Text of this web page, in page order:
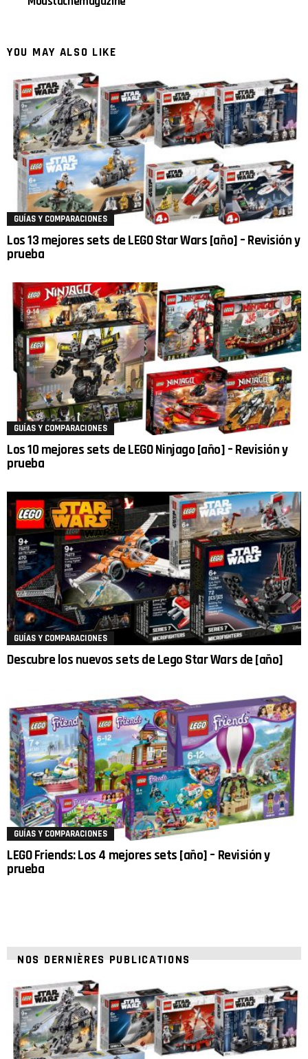
YOU MAY ALSO LIKE
GUÍAS Y COMPARACIONES
Los 13 mejores sets de LEGO Star Wars [año] – Revisión y
prueba
GUÍAS Y COMPARACIONES
Los 10 mejores sets de LEGO Ninjago [año] – Revisión y
prueba
GUÍAS Y COMPARACIONES
Descubre los nuevos sets de Lego Star Wars de [año]
GUÍAS Y COMPARACIONES
LEGO Friends: Los 4 mejores sets [año] – Revisión y
prueba
NOS DERNIÈRES PUBLICATIONS